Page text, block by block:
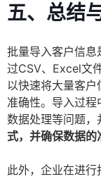
五、总结
批量导入客户信
过CSV、Excel文
以快速将大量客
准确性。导入过
数据处理等问题，
式，并确保数据的
此外，企业在进